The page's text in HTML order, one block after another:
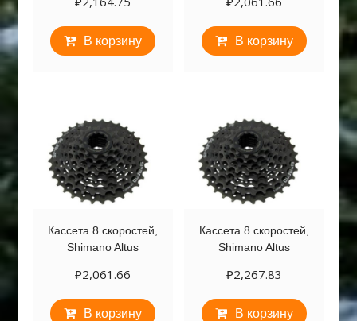
В корзину В корзину
Кассета 8 скоростей,
Shimano Altus
₽2,061.66
В корзину
Кассета 8 скоростей,
Shimano Altus
₽2,267.83
В корзину